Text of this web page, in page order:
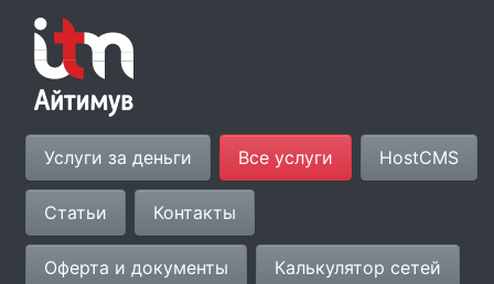
Услуги за деньги Все услуги HostCMS
Статьи Контакты
Оферта и документы Калькулятор сетей